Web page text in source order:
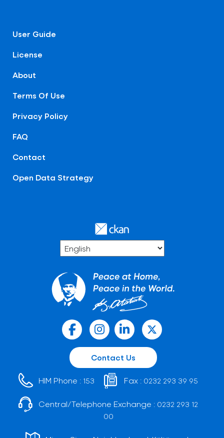
User Guide
License
About
Terms Of Use
Privacy Policy
FAQ
Contact
Open Data Strategy
Contact Us
HIM Phone : 153 Fax : 0232 293 39 95
Central/Telephone Exchange : 0232 293 12
00